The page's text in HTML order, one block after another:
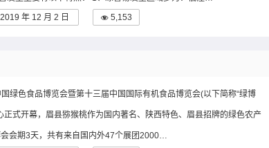
2019 年 12 月 2 日 5,153
绿色食品博览会暨第十三届中国国际有机食品博览会(以下简称“绿博
正式开幕，眉县猕猴桃作为国内著名、陕西特色、眉县招牌的绿色农产
会期3天，共有来自国内外47个展团2000…